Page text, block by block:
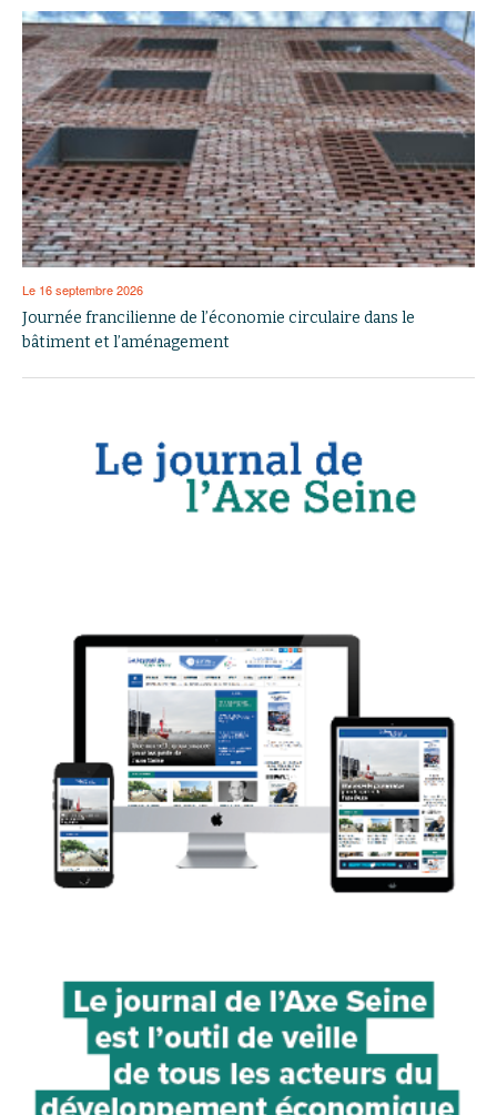
Le 16 septembre 2026
Journée francilienne de l’économie circulaire dans le
bâtiment et l’aménagement